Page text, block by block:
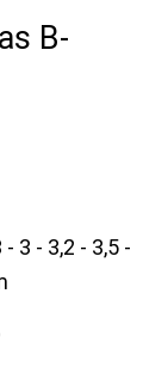
B-
3 - 3,2 - 3,5 -